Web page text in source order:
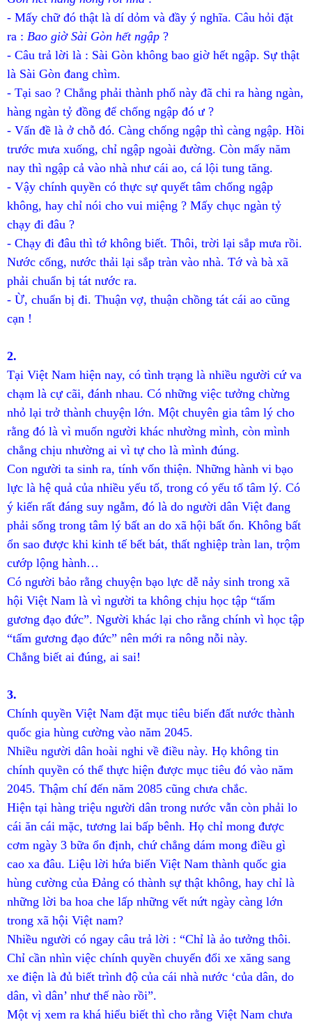
- Mấy chữ đó thật là dí dỏm và đầy ý nghĩa. Câu hỏi đặt
ra : Bao giờ Sài Gòn hết ngập ?
- Câu trả lời là : Sài Gòn không bao giờ hết ngập. Sự thật
là Sài Gòn đang chìm.
- Tại sao ? Chẳng phải thành phố này đã chi ra hàng ngàn,
hàng ngàn tỷ đồng để chống ngập đó ư ?
- Vấn đề là ở chỗ đó. Càng chống ngập thì càng ngập. Hồi
trước mưa xuống, chỉ ngập ngoài đường. Còn mấy năm
nay thì ngập cả vào nhà như cái ao, cá lội tung tăng.
- Vậy chính quyền có thực sự quyết tâm chống ngập
không, hay chỉ nói cho vui miệng ? Mấy chục ngàn tỷ
chạy đi đâu ?
- Chạy đi đâu thì tớ không biết. Thôi, trời lại sắp mưa rồi.
Nước cống, nước thải lại sắp tràn vào nhà. Tớ và bà xã
phải chuẩn bị tát nước ra.
- Ừ, chuẩn bị đi. Thuận vợ, thuận chồng tát cái ao cũng
cạn !
2.
Tại Việt Nam hiện nay, có tình trạng là nhiều người cứ va
chạm là cự cãi, đánh nhau. Có những việc tưởng chừng
nhỏ lại trở thành chuyện lớn. Một chuyên gia tâm lý cho
rằng đó là vì muốn người khác nhường mình, còn mình
chẳng chịu nhường ai vì tự cho là mình đúng.
Con người ta sinh ra, tính vốn thiện. Những hành vi bạo
lực là hệ quả của nhiều yếu tố, trong có yếu tố tâm lý. Có
ý kiến rất đáng suy ngẫm, đó là do người dân Việt đang
phải sống trong tâm lý bất an do xã hội bất ổn. Không bất
ổn sao được khi kinh tế bết bát, thất nghiệp tràn lan, trộm
cướp lộng hành…
Có người bảo rằng chuyện bạo lực dễ nảy sinh trong xã
hội Việt Nam là vì người ta không chịu học tập “tấm
gương đạo đức”. Người khác lại cho rằng chính vì học tập
“tấm gương đạo đức” nên mới ra nông nỗi này.
Chẳng biết ai đúng, ai sai!
3.
Chính quyền Việt Nam đặt mục tiêu biến đất nước thành
quốc gia hùng cường vào năm 2045.
Nhiều người dân hoài nghi về điều này. Họ không tin
chính quyền có thể thực hiện được mục tiêu đó vào năm
2045. Thậm chí đến năm 2085 cũng chưa chắc.
Hiện tại hàng triệu người dân trong nước vẫn còn phải lo
cái ăn cái mặc, tương lai bấp bênh. Họ chỉ mong được
cơm ngày 3 bữa ổn định, chứ chẳng dám mong điều gì
cao xa đâu. Liệu lời hứa biến Việt Nam thành quốc gia
hùng cường của Đảng có thành sự thật không, hay chỉ là
những lời ba hoa che lấp những vết nứt ngày càng lớn
trong xã hội Việt nam?
Nhiều người có ngay câu trả lời : “Chỉ là ảo tưởng thôi.
Chỉ cần nhìn việc chính quyền chuyển đổi xe xăng sang
xe điện là đủ biết trình độ của cái nhà nước ‘của dân, do
dân, vì dân’ như thế nào rồi”.
Một vị xem ra khá hiểu biết thì cho rằng Việt Nam chưa